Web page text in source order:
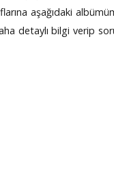
aşağıdaki
detaylı bilgi verip